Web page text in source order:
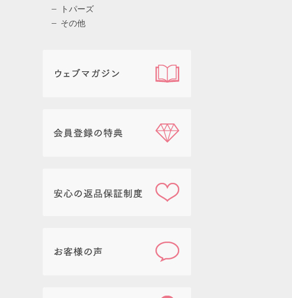
トパーズ
その他